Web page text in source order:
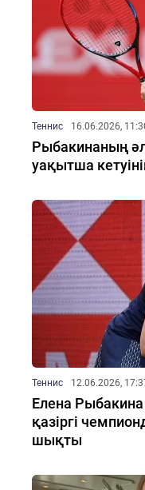
Теннис 16.06.2026,
Рыбакинаның
уақытша
Теннис 12.06.2026,
Елена
қазіргі
шықты